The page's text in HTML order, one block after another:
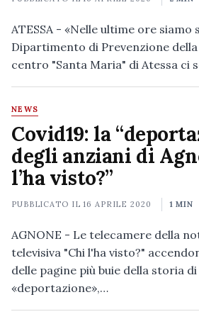
ATESSA - «Nelle ultime ore
Dipartimento di Prevenzione della
centro "Santa Maria" di Atessa ci
NEWS
Covid19: la
degli anziani di
l’ha visto?”
PUBBLICATO IL16 APRILE 2020 1 MIN
AGNONE - Le telecamere della
televisiva "Chi l'ha visto?"
delle pagine più buie della storia
«deportazione»,…